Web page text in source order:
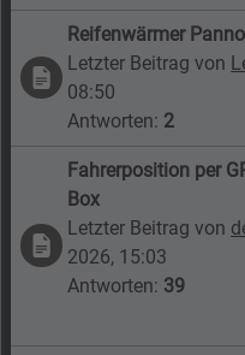
Reifenwärmer
Letzter Beitrag von
08:50
Antworten: 2
Fahrerposition per
Box
Letzter Beitrag von
2026, 15:03
Antworten: 39